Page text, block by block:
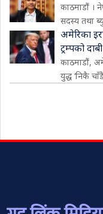
काठमाडौं ।
सदस्य तथा
अमेरिका
ट्रम्पको दाबी
काठमाडौं,
युद्ध ‘निकै